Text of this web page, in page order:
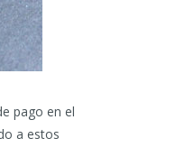
pago en el
a estos